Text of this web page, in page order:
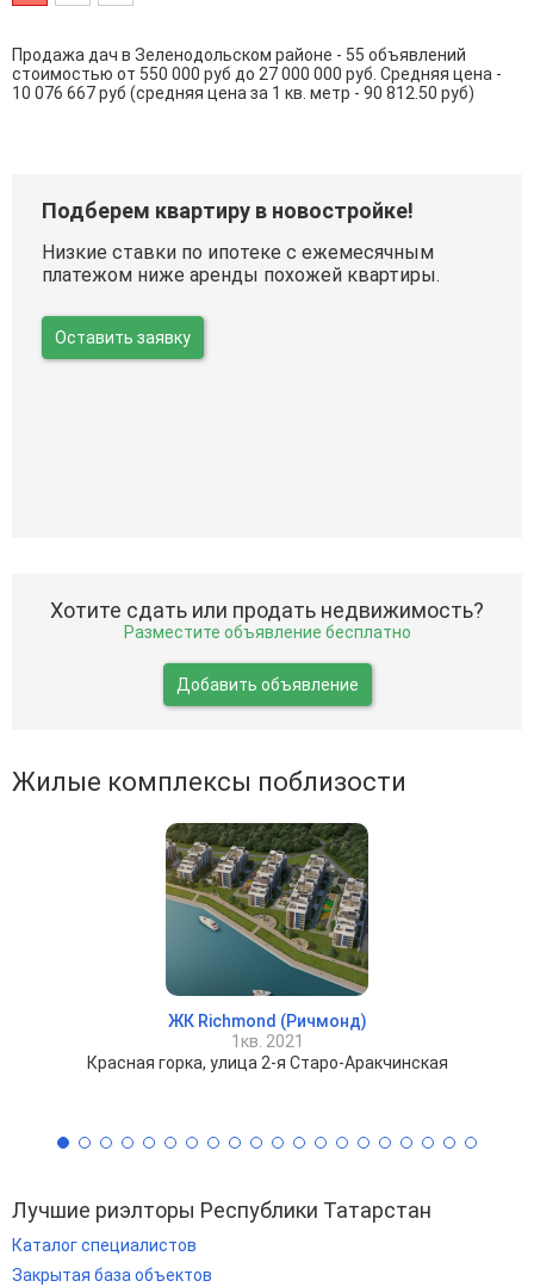
Продажа дач в Зеленодольском районе - 55 объявлений
стоимостью от 550 000 руб до 27 000 000 руб. Средняя цена -
10 076 667 руб (средняя цена за 1 кв. метр - 90 812.50 руб)
Подберем квартиру в новостройке!
Низкие ставки по ипотеке с ежемесячным
платежом ниже аренды похожей квартиры.
Оставить заявку
Хотите сдать или продать недвижимость?
Разместите объявление бесплатно
Добавить объявление
Жилые комплексы поблизости
ЖК Richmond (Ричмонд)
1кв. 2021
Красная горка, улица 2-я Старо-Аракчинская
Лучшие риэлторы Республики Татарстан
Каталог специалистов
Закрытая база объектов